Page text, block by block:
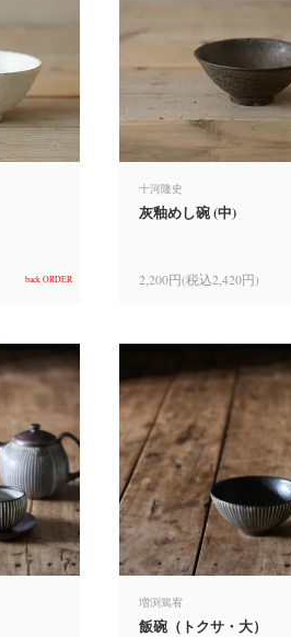
back ORDER
十河隆史
灰釉めし碗 (中)
2,200円(税込2,420円)
増渕篤宥
飯碗（トクサ・大）